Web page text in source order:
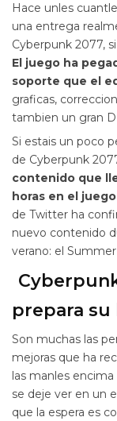
Hace unles
una entrega
Cyberpunk 2077,
El juego ha
soporte que el
graficas,
tambien un gran
Si estais un poco
de Cyberpunk
contenido que
horas en el
de Twitter ha
nuevo contenido
verano: el
prepara su
Son muchas las
mejoras que ha
las manles
se deje ver en un
que la espera es